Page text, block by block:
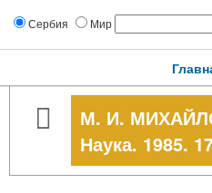
Сербия Мир
М. И.
Наука. 1985.